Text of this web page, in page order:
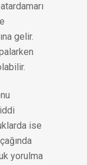
gelir.
ise
yorulma